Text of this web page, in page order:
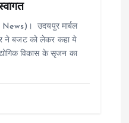
उदयपुर मार्बल
ने बजट को लेकर कहा ये
विकास के सृजन का